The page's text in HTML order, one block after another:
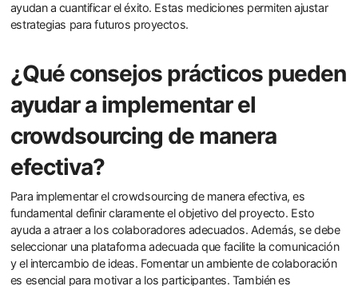
ayudan a cuantificar el éxito. Estas mediciones permiten ajustar
estrategias para futuros proyectos.
¿Qué consejos prácticos pueden
ayudar a implementar el
crowdsourcing de manera
efectiva?
Para implementar el crowdsourcing de manera efectiva, es
fundamental definir claramente el objetivo del proyecto. Esto
ayuda a atraer a los colaboradores adecuados. Además, se debe
seleccionar una plataforma adecuada que facilite la comunicación
y el intercambio de ideas. Fomentar un ambiente de colaboración
es esencial para motivar a los participantes. También es